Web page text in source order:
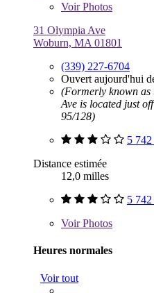
VoirPhotos
31 Olympia Ave
Woburn, MA 01801
(339) 227-6704
Ouvert aujourd'hui
(Formerly known
Ave is located just
95/128)
5
Distance estimée
12,0 milles
5
VoirPhotos
Heures normales
Voir tout